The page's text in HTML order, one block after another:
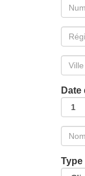
Date
Type